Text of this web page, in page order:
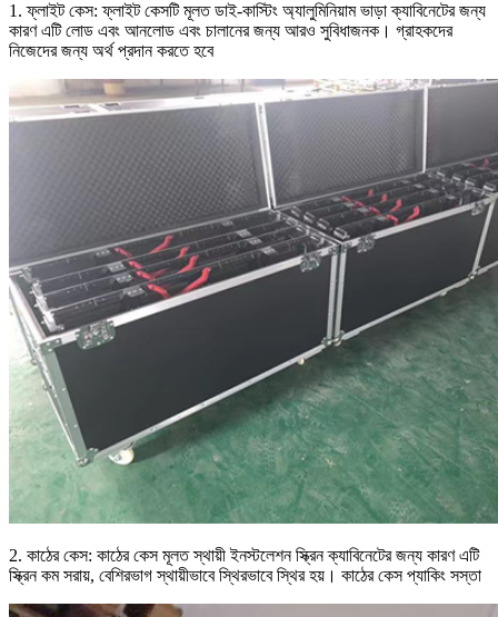
1. ফ্লাইট কেস: ফ্লাইট কেসটি মূলত ডাই-কাস্টিং অ্যালুমিনিয়াম ভাড়া ক্যাবিনেটের জন্য
কারণ এটি লোড এবং আনলোড এবং চালানের জন্য আরও সুবিধাজনক। গ্রাহকদের
নিজেদের জন্য অর্থ প্রদান করতে হবে
2. কাঠের কেস: কাঠের কেস মূলত স্থায়ী ইনস্টলেশন স্ক্রিন ক্যাবিনেটের জন্য কারণ এটি
স্ক্রিন কম সরায়, বেশিরভাগ স্থায়ীভাবে স্থিরভাবে স্থির হয়। কাঠের কেস প্যাকিং সস্তা